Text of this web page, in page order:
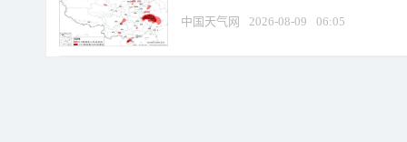
中国天气网 2026-08-09 06:05